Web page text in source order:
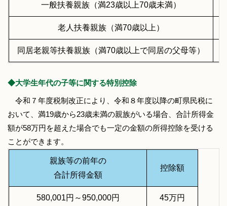
一般扶養親族（満23歳以上70歳未満）
老人扶養親族（満70歳以上）
同居老親等扶養親族（満70歳以上で同居の父母等）
◆大学生年代の子等に関する特別控除
令和７年度税制改正により、令和８年度以降の町県民税に
おいて、満19歳から23歳未満の親族がいる場合、合計所得金
額が58万円を超えた場合でも一定の金額の所得控除を受ける
ことができます。
親族等の前年の
合計所得金額
控除額
580,001円～950,000円 45万円